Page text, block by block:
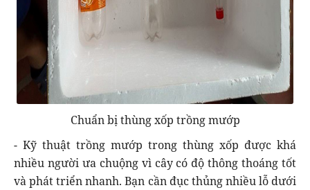
Chuẩn bị thùng xốp trồng mướp
- Kỹ thuật trồng mướp trong thùng xốp được khá
nhiều người ưa chuộng vì cây có độ thông thoáng tốt
và phát triển nhanh. Bạn cần đục thủng nhiều lỗ dưới